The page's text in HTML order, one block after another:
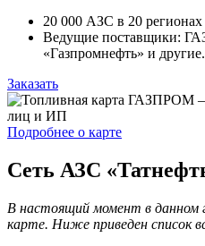
20 000 АЗС в 20 регионах
Ведущие поставщики:
«Газпромнефть» и другие.
Заказать
Подробнее о карте
Сеть АЗС
В настоящий момент в данном
карте. Ниже приведен список